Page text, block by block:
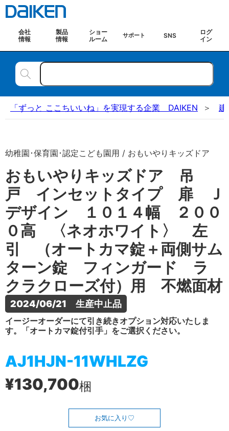
会社
情報
製品
情報
ショー
ルーム
サポート SNS
ログ
イン
「ずっと ここちいいね」を実現する企業 DAIKEN 建
幼稚園･保育園･認定こども園用 / おもいやりキッズドア
おもいやりキッズドア 吊
戸 インセットタイプ 扉 Ｊ
デザイン １０１４幅 ２００
０高 〈ネオホワイト〉 左
引 （オートカマ錠＋両側サム
ターン錠 フィンガード ラ
クラクローズ付）用 不燃面材
2024/06/21　生産中止品
イージーオーダーにて引き続きオプション対応いたしま
す。「オートカマ錠付引手」をご選択ください。
AJ1HJN-11WHLZG
¥130,700梱
お気に入り